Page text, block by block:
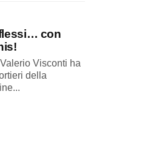
con
Visconti ha
della